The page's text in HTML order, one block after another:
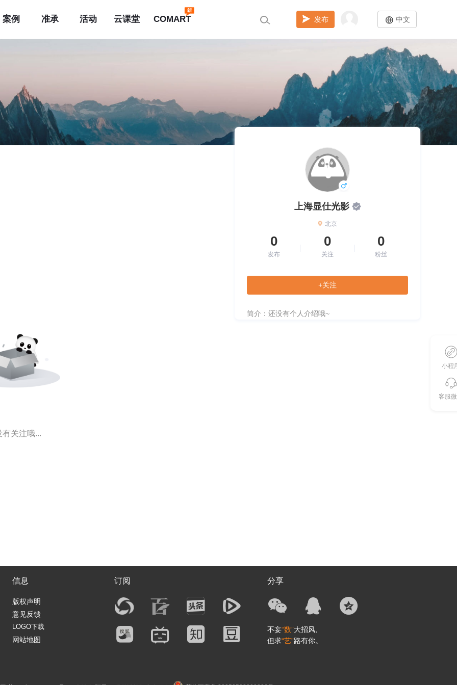
案例 准承 活动 云课堂 COMART 发布 中文
有关注哦...
上海显仕光影
北京
0
发布
0
关注
0
粉丝
+关注
简介：还没有个人介绍哦~
信息
版权声明
意见反馈
LOGO下载
网站地图
订阅 分享
不妄“数”大招风,
但求“艺”路有你。
小程
客服